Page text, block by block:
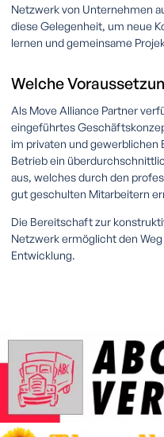
Netzwerk von Unternehmen
diese Gelegenheit, um neue
lernen und gemeinsame
Welche
Als Move Alliance Partner
eingeführtes
im privaten und gewerblichen
Betrieb ein
aus, welches durch den
gut geschulten Mitarbeitern
Die Bereitschaft zur
Netzwerk ermöglicht den
Entwicklung.